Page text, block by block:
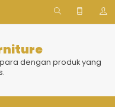
dengan produk yang